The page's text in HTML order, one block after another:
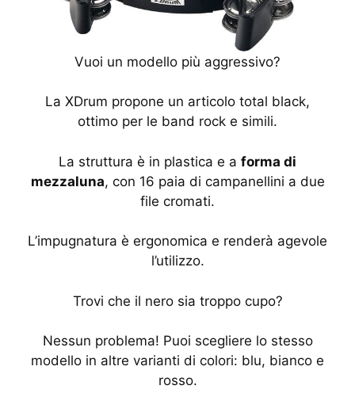
Vuoi un modello più aggressivo?
La XDrum propone un articolo total black,
ottimo per le band rock e simili.
La struttura è in plastica e a forma di
mezzaluna, con 16 paia di campanellini a due
file cromati.
L’impugnatura è ergonomica e renderà agevole
l’utilizzo.
Trovi che il nero sia troppo cupo?
Nessun problema! Puoi scegliere lo stesso
modello in altre varianti di colori: blu, bianco e
rosso.